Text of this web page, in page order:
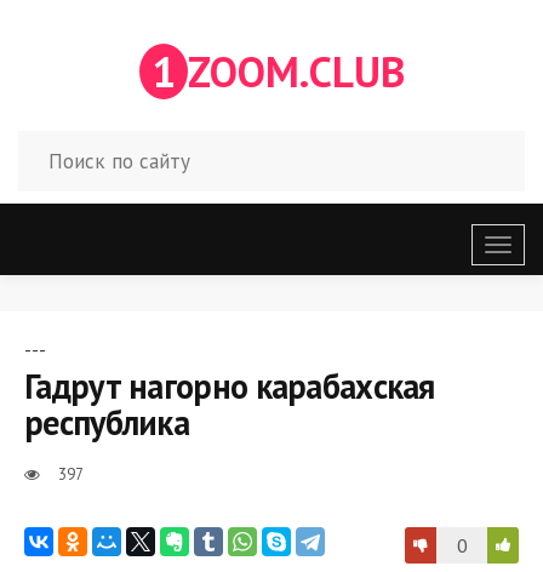
1 ZOOM.CLUB
меню
---
Гадрут нагорно карабахская
республика
397
0